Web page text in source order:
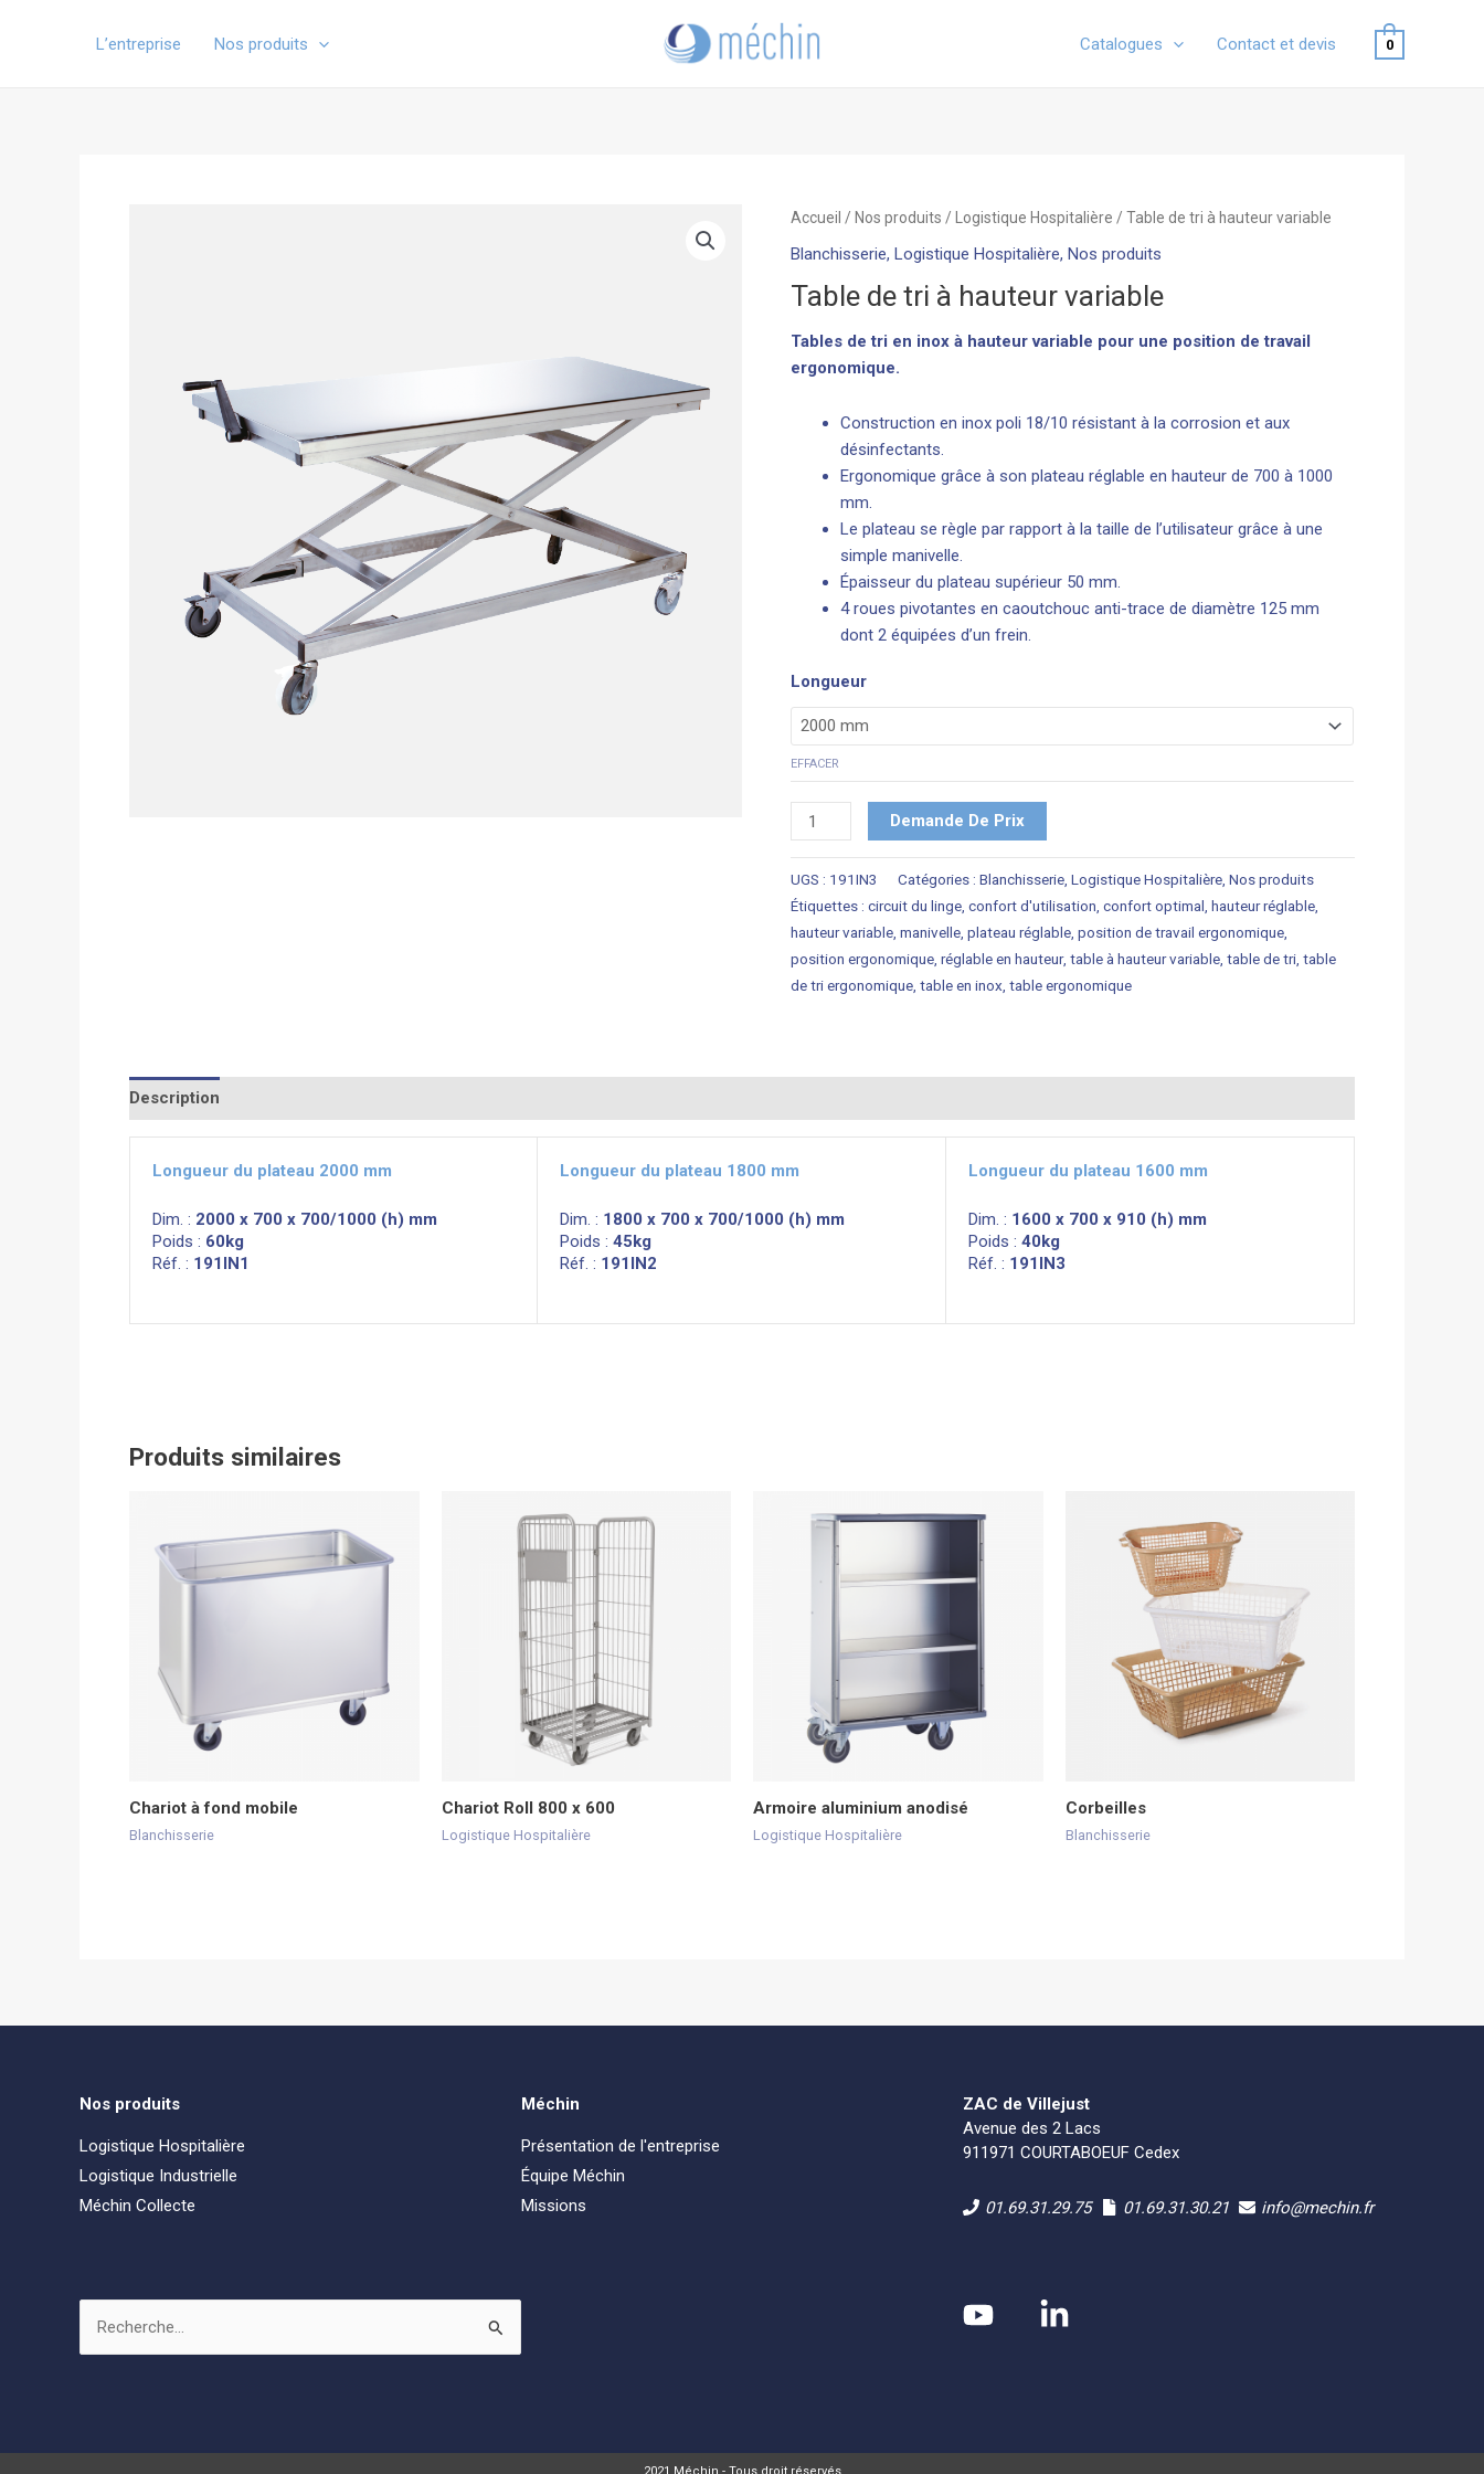
L’entreprise Nos produits Catalogues Contact et devis 0
Accueil / Nos produits / Logistique Hospitalière / Table de tri à hauteur variable
Blanchisserie,Logistique Hospitalière,Nos produits
Table de tri à hauteur variable
Tables de tri en inox à hauteur variable pour une position de travail
ergonomique.
Construction en inox poli 18/10 résistant à la corrosion et aux
désinfectants.
Ergonomique grâce à son plateau réglable en hauteur de 700 à 1000
mm.
Le plateau se règle par rapport à la taille de l’utilisateur grâce à une
simple manivelle.
Épaisseur du plateau supérieur 50 mm.
4 roues pivotantes en caoutchouc anti-trace de diamètre 125 mm
dont 2 équipées d’un frein.
Longueur
EFFACER
quantité
de
à
hauteur
Demande De Prix
UGS : 191IN3 Catégories :Blanchisserie ,Logistique Hospitalière ,Nos produits
Étiquettes :circuit du linge ,confort d'utilisation ,confort optimal ,hauteur réglable
hauteur variable ,manivelle ,plateau réglable ,position de travail ergonomique
position ergonomique ,réglable en hauteur,table à hauteur variable ,table de tri ,table
de tri ergonomique ,table en inox ,table ergonomique
Description
Longueur du plateau 2000 mm
Dim. : 2000 x 700 x 700/1000 (h) mm
Poids : 60kg
Réf. : 191IN1
Longueur du plateau 1800 mm
Dim. : 1800 x 700 x 700/1000 (h) mm
Poids : 45kg
Réf. : 191IN2
Longueur du plateau 1600 mm
Dim. : 1600 x 700 x 910 (h) mm
Poids : 40kg
Réf. : 191IN3
Produits similaires
Chariot à fond mobile
Blanchisserie
Chariot Roll 800 x 600
Logistique Hospitalière
Armoire aluminium anodisé
Logistique Hospitalière
Corbeilles
Blanchisserie
Nos produits
Logistique Hospitalière
Logistique Industrielle
Méchin Collecte
Méchin
Présentation de l'entreprise
Équipe Méchin
Missions
ZAC de Villejust
Avenue des 2 Lacs
911971 COURTABOEUF Cedex
01.69.31.29.75 01.69.31.30.21 info@mechin.fr
Rechercher :